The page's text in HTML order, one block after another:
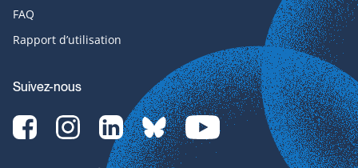
FAQ
Rapport d’utilisation
Suivez-nous
Facebook-
svg
Instagram-
svg
LinkedIn-
svg
bluesky-
svg
YouTube-
svg